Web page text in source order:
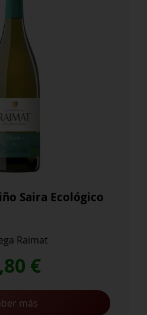
Saira Ecológico
Raimat
€
más